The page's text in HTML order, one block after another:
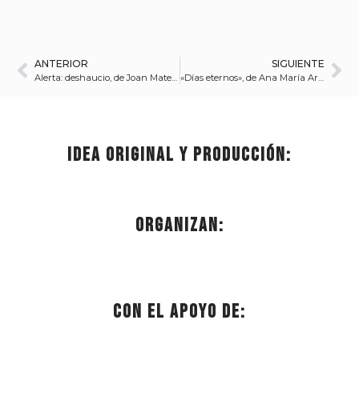
ANTERIOR SIGUIENTE
Idea original y producción:
Organizan:
Con el apoyo de: